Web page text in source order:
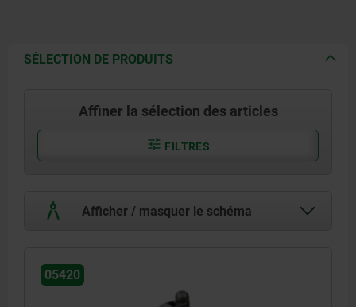
SÉLECTION DE PRODUITS
Affiner la sélection des articles
FILTRES
Afficher / masquer le schéma
05420